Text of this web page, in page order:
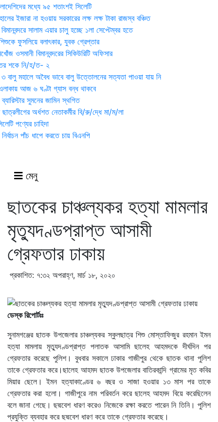
মধ্যে ৯৫ শতাংশই সিলেটি
ইজারা না হওয়ায় সরকারের লক্ষ লক্ষ টাকা রাজস্ব বঞ্চিত
সালাম এয়ার চালু হচ্ছে ১লা সেপ্টেম্বর হতে
ফুসলিয়ে বলাৎকার, যুবক গ্রেপ্তার
ওসমানী বিমানবন্দরের সিকিউরিটি অফিসার
শকে নি/হ/ত- ২
বালু মহালে অবৈধ ভাবে বালু উত্তোলনের সত্যতা পাওয়া যায় নি
আজ ৬ ঘণ্টা গ্যাস বন্ধ থাকবে
সুমনের জামিন স্থগিত
ছাত্রলীগের অর্ধশত নেতাকর্মীর বি/রু/দ্ধে মা/ম/লা
পণ্যের চাহিদা
পাঁচ ধাপে করতে চায় বিএনপি
মেনু
ছাতকের চাঞ্চল্যকর হত্যা মামলার
মৃত্যুদণ্ডপ্রাপ্ত আসামী
গ্রেফতার ঢাকায়
প্রকাশিত: ৭:৩২ অপরাহ্ণ, মার্চ ১৮, ২০২০
ডেস্ক রিপোর্টঃঃ
সুনামগঞ্জের ছাতক উপজেলার চাঞ্চল্যকর স্কুলছাত্র শিশু মোস্তাফিজুর রহমান ইমন
হত্যা মামলায় মৃত্যুদণ্ডপ্রাপ্ত পলাতক আসামি ছালেহ আহমদকে দীর্ঘদিন পর
গ্রেফতার করেছে পুলিশ। বুধবার সকালে ঢাকার গাজীপুর থেকে ছাতক থানা পুলিশ
তাকে গ্রেফতার করে।ছালেহ আহমদ ছাতক উপজেলার বাতিরকান্দি গ্রামের মৃত কবির
মিয়ার ছেলে। ইমন হত্যাকাণ্ডের ৬ বছর ও সাজা হওয়ার ১৩ মাস পর তাকে
গ্রেফতার করা হলো। গাজীপুরে নাম পরিবর্তন করে ছালেহ আহমদ বিয়ে করেছিলেন
বলে জানা গেছে। ছদ্মবেশ ধারণ করেও নিজেকে রক্ষা করতে পারেন নি তিনি। পুলিশ
প্রযুক্তি ব্যবহার করে ছদ্মবেশ ধারণ করে তাকে গ্রেফতার করেছে।